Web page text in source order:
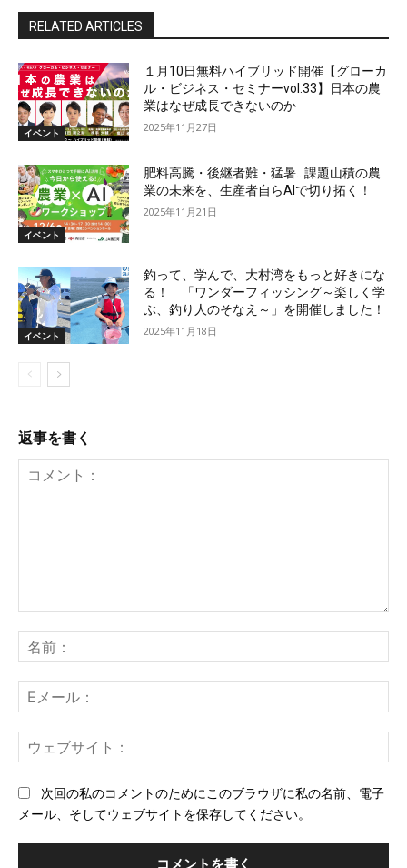
RELATED ARTICLES
イベント
１月10日無料ハイブリッド開催【グローカ
ル・ビジネス・セミナーvol.33】日本の農
業はなぜ成長できないのか
2025年11月27日
イベント
肥料高騰・後継者難・猛暑…課題山積の農
業の未来を、生産者自らAIで切り拓く！
2025年11月21日
イベント
釣って、学んで、大村湾をもっと好きにな
る！ 「ワンダーフィッシング～楽しく学
ぶ、釣り人のそなえ～」を開催しました！
2025年11月18日
返事を書く
ン
ト：
前
メ
ー
ェ
次回の私のコメントのためにこのブラウザに私の名前、電子
メール、そしてウェブサイトを保存してください。